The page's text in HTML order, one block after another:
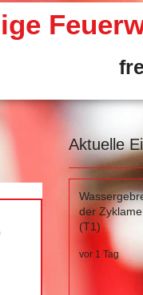
Aktuelle
der
(T1)
vor 1 Tag